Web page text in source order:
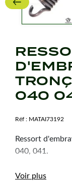
040
Réf : MATAI73192
Ressort
040, 041.
Voir plus